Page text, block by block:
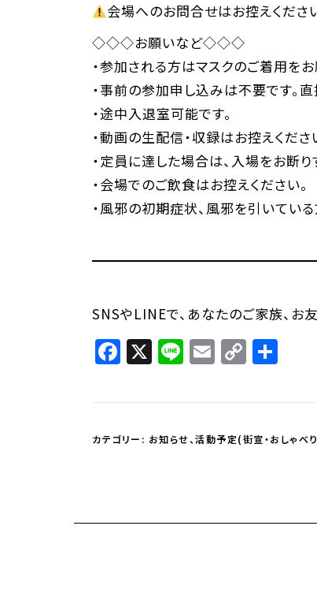
会場へのお問合せはお控えくださ
◇◇◇お願いなど◇◇◇
・参加される方はマスクのご着用をお
・事前の参加申し込みは不要です。
・途中入退室可能です。
・動画の生配信・収録はお控えくださ
・定員に達した場合は、入場をお断り
・会場でのご飲食はお控えください。
・風邪の初期症状、風邪を引いてい
SNSやLINEで、あなたのご家族、お
Facebook
X LineEmail
Copy
カテゴリー: お知らせ、活動予定(街宣・おしゃべ